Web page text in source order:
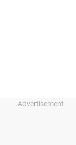
Advertisement